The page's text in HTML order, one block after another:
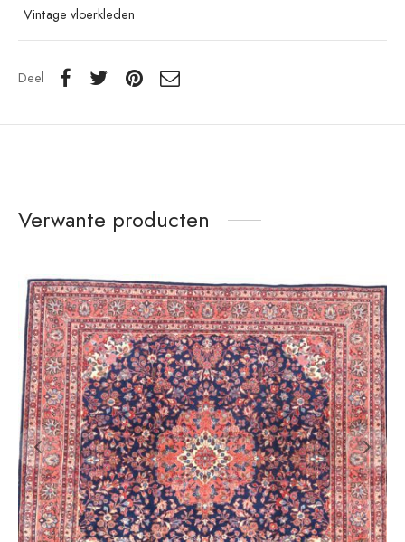
Vintage vloerkleden
Deel
Verwante producten